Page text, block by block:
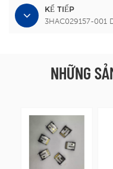
KẾ TIẾP
3HAC029157-001
NHỮNG